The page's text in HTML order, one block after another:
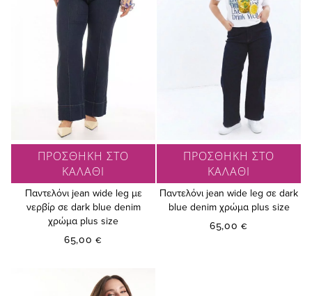
ΠΡΟΣΘΗΚΗ ΣΤΟ
ΚΑΛΑΘΙ
Παντελόνι jean wide leg με
νερβίρ σε dark blue denim
χρώμα plus size
65,00 €
ΠΡΟΣΘΗΚΗ ΣΤΟ
ΚΑΛΑΘΙ
Παντελόνι jean wide leg σε dark
blue denim χρώμα plus size
65,00 €